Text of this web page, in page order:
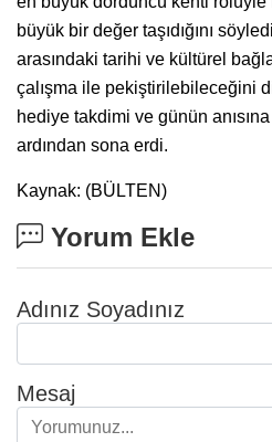
büyük bir değer taşıdığını
arasındaki tarihi ve kültürel
çalışma ile pekiştirilebileceğini
hediye takdimi ve günün
ardından sona erdi.
Kaynak: (BÜLTEN)
Yorum Ekle
Adınız Soyadınız
Mesaj